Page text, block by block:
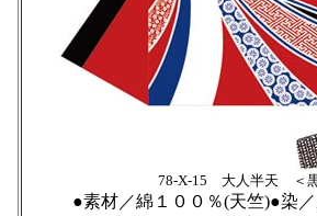
78-X-15 大人半天 ＜
●素材／綿１００％(天竺)●染